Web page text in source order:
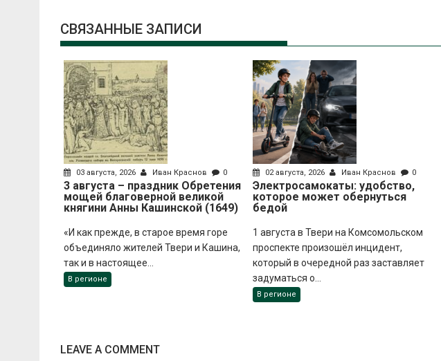
СВЯЗАННЫЕ ЗАПИСИ
03 августа, 2026 Иван Краснов 0
3 августа – праздник Обретения
мощей благоверной великой
княгини Анны Кашинской (1649)
«И как прежде, в старое время горе
объединяло жителей Твери и Кашина,
так и в настоящее...
В регионе
02 августа, 2026 Иван Краснов 0
Электросамокаты: удобство,
которое может обернуться
бедой
1 августа в Твери на Комсомольском
проспекте произошёл инцидент,
который в очередной раз заставляет
задуматься о...
В регионе
LEAVE A COMMENT